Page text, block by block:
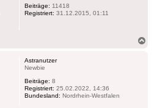
Beiträge: 11418
Registriert: 31.12.2015, 01:11
Astranutzer
Newbie
Beiträge: 8
Registriert: 25.02.2022, 14:36
Bundesland: Nordrhein-Westfalen